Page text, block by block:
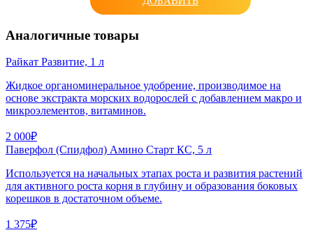
Аналогичные товары
Райкат Развитие, 1 л
Жидкое органоминеральное удобрение, производимое на
основе экстракта морских водорослей с добавлением макро и
микроэлементов, витаминов.
2 000₽
Паверфол (Спидфол) Амино Старт КС, 5 л
Используется на начальных этапах роста и развития растений
для активного роста корня в глубину и образования боковых
корешков в достаточном объеме.
1 375₽